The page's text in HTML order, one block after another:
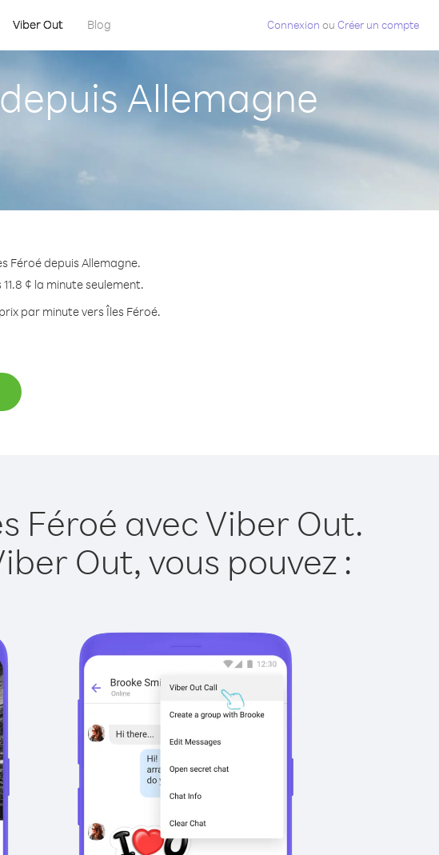
Viber Out Blog Connexion ou Créer un compte
Allemagne
Féroé depuis Allemagne.
¢ la minute seulement.
par minute vers Îles Féroé.
Féroé avec Viber Out.
Out, vous pouvez :